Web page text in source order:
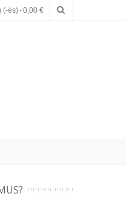
(-ės)-0,00 €